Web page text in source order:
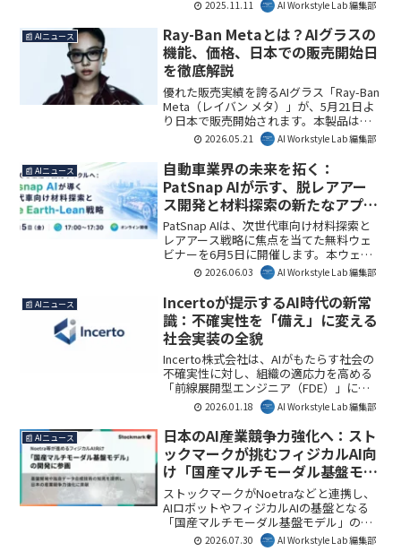
ByteDanceの「SeeDream 4.0」といった
先進モデルを「人間主導型」で使いこな
し、高品質な資料やSNS素材を内製化す
るための思考法とスキルを習得できま
す。AI Workstyle Lab編集部としては、AI
を単なるツールとしてではなく、創造性
を拡張するパートナーとして活用する視
点が得られる貴重な機会と捉えていま
す。
2025.11.11 AI Workstyle Lab 編集部
📰 AIニュース
Ray-Ban Metaとは？AIグラスの
機能、価格、日本での販売開始日
を徹底解説
優れた販売実績を誇るAIグラス「Ray-Ban
Meta（レイバン メタ）」が、5月21日よ
り日本で販売開始されます。本製品は
Meta AIを搭載し、ハンズフリーでの高画
質撮影や音声操作、多言語翻訳など、日
常生活やビジネスシーンを革新する機能
を提供します。AI Workstyle Lab編集部と
しては、スマートグラスが新たなワーク
スタイルを提案する可能性に注目してい
ます。
2026.05.21 AI Workstyle Lab 編集部
📰 AIニュース
自動車業界の未来を拓く：
PatSnap AIが示す、脱レアアー
ス開発と材料探索の新たなアプロ
ーチ
PatSnap AIは、次世代車向け材料探索と
レアアース戦略に焦点を当てた無料ウェ
ビナーを6月5日に開催します。本ウェビ
ナーは、自動車業界が直面する脱レアア
ース開発や材料選定における課題をAIで
解決し、開発プロセスの効率化を図る重
要な機会です。AI Workstyle Lab編集部と
しては、AIを活用したR&D効率化の具体
的なヒントが得られると期待していま
す。
2026.06.03 AI Workstyle Lab 編集部
📰 AIニュース
Incertoが提示するAI時代の新常
識：不確実性を「備え」に変える
社会実装の全貌
Incerto株式会社は、AIがもたらす社会の
不確実性に対し、組織の適応力を高める
「前線展開型エンジニア（FDE）」によ
る社会実装を開始しました。本記事で
は、その具体的なアプローチと提供価値
を解説します。
2026.01.18 AI Workstyle Lab 編集部
📰 AIニュース
日本のAI産業競争力強化へ：スト
ックマークが挑むフィジカルAI向
け「国産マルチモーダル基盤モデ
ル」開発の意味
ストックマークがNoetraなどと連携し、
AIロボットやフィジカルAIの基盤となる
「国産マルチモーダル基盤モデル」の開
発に参画します。この取り組みは、日本
の産業競争力強化に不可欠なフィジカル
2026.07.30 AI Workstyle Lab 編集部